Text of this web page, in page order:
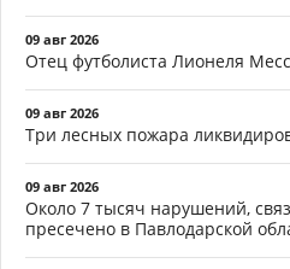
09 авг 2026
Отец футболиста Лионеля
09 авг 2026
Три лесных пожара
09 авг 2026
Около 7 тысяч нарушений,
пресечено в Павлодарской